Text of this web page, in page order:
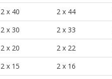
2 x 40 2 x 44
2 x 30 2 x 33
2 x 20 2 x 22
2 x 15 2 x 16